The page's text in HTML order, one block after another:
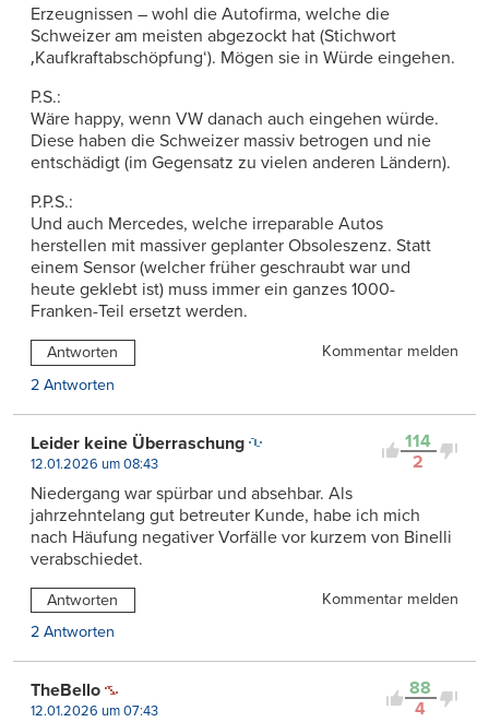
Erzeugnissen – wohl die Autofirma, welche die
Schweizer am meisten abgezockt hat (Stichwort
‚Kaufkraftabschöpfung‘). Mögen sie in Würde eingehen.
P.S.:
Wäre happy, wenn VW danach auch eingehen würde.
Diese haben die Schweizer massiv betrogen und nie
entschädigt (im Gegensatz zu vielen anderen Ländern).
P.P.S.:
Und auch Mercedes, welche irreparable Autos
herstellen mit massiver geplanter Obsoleszenz. Statt
einem Sensor (welcher früher geschraubt war und
heute geklebt ist) muss immer ein ganzes 1000-
Franken-Teil ersetzt werden.
Antworten
Kommentar melden
2 Antworten
114
2
Leider keine Überraschung
12.01.2026 um 08:43
Niedergang war spürbar und absehbar. Als
jahrzehntelang gut betreuter Kunde, habe ich mich
nach Häufung negativer Vorfälle vor kurzem von Binelli
verabschiedet.
Antworten
Kommentar melden
2 Antworten
88
4
TheBello
12.01.2026 um 07:43